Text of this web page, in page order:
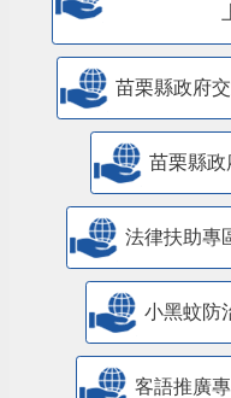
苗栗縣政府
苗栗縣政
法律扶助專
小黑蚊防
客語推廣